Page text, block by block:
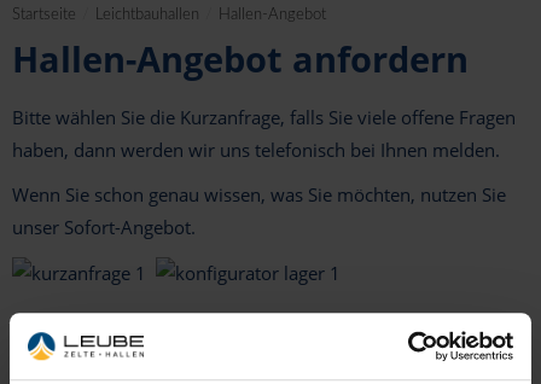
Startseite Leichtbauhallen Hallen-Angebot
Hallen-Angebot anfordern
Bitte wählen Sie die Kurzanfrage, falls Sie viele offene Fragen
haben, dann werden wir uns telefonisch bei Ihnen melden.
Wenn Sie schon genau wissen, was Sie möchten, nutzen Sie
unser Sofort-Angebot.
mit Planendach und Blechwand
mit Blech in Dach und Wand
mit Thermoplane und Sandwichwand
mit Plane im Dach als reine Überdachung
mit Plane - auf Schiene verfahrbar
Beleuchtung
Kondenswasserschutz
Türen - Tore - Fenster
Bodenabschluss
Beheizungstechnik
Bodensystem
Individuelle Wünsche
Einsatzbeispiele
Lagerzelte / Lagerhallen
Werkstatt- / Montagezelte
Agrar- / Reithallen
Ausstellungs- / Verkaufshallen
Produktionshallen
Hallen-Angebot
Lagerhallen-Konfigurator